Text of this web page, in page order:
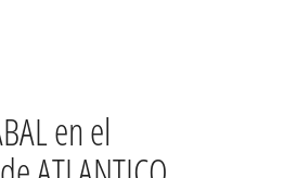
en el